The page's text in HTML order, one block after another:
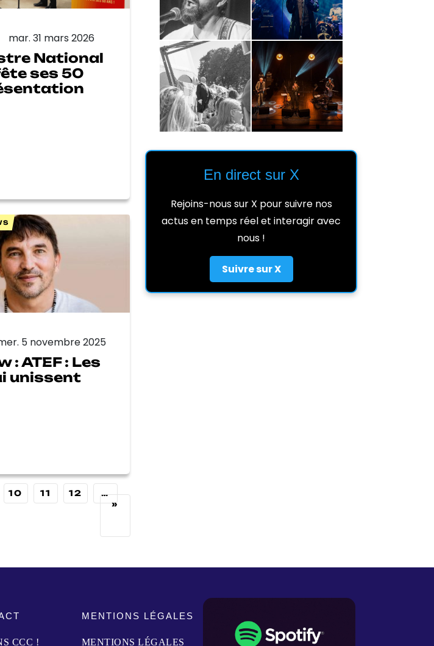
mar. 31 mars 2026
National
ses 50
5 novembre 2025
: ATEF : Les
unissent
10 11 12 …
»
En direct sur X
Rejoins-nous sur X pour suivre nos
actus en temps réel et interagir avec
nous !
Suivre sur X
CCC !
MENTIONS LÉGALES
MENTIONS LÉGALES